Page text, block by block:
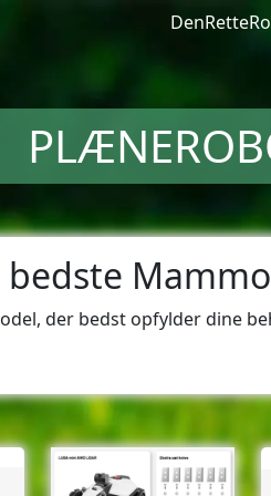
bedste
der bedst opfylder dine